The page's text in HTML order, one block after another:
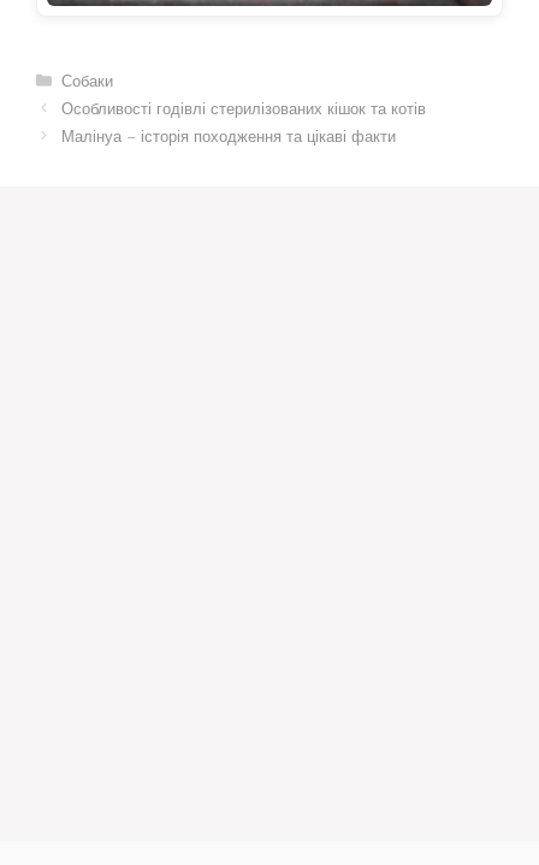
Категорії
Собаки
Особливості годівлі стерилізованих кішок та котів
Малінуа – історія походження та цікаві факти